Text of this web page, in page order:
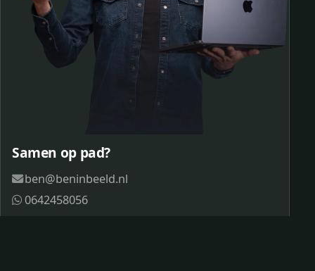
Samen op pad?
ben@beninbeeld.nl
0642458056